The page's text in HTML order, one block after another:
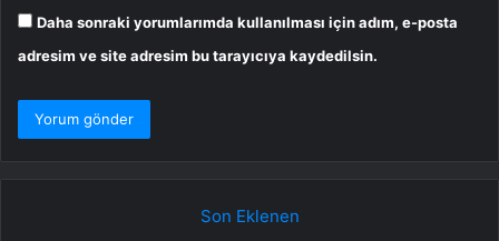
Daha sonraki yorumlarımda kullanılması için adım, e-posta
adresim ve site adresim bu tarayıcıya kaydedilsin.
Son Eklenen